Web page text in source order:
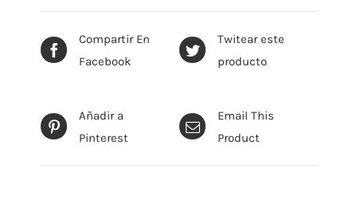
Compartir En
Facebook
Twitear este
producto
Añadir a
Pinterest
Email This
Product